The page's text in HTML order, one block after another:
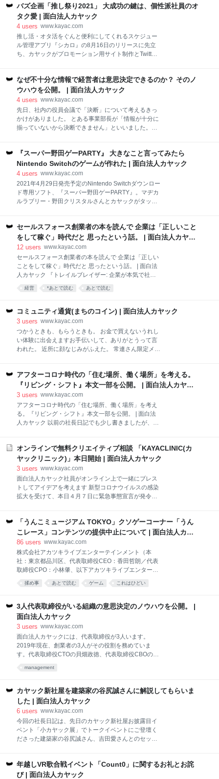
されたりもしました。 ただ、その時期には多くのグル
ープチャットアプリが出始めていましたし、ナカマッ
プが出た直後に LINEが出てきて、一気に
大会でのエピソードをはじめ、高い技術力を生むカヤ
ック特有の組織構造やキャリアパス、活躍の場の広げ
方について語ってもらいました！ 『ISUCON11』優勝
の決め手は、臨機応変に分担を変える連携 ーーまず
は、2021年の『ISUCON11』優勝おめでとうございま
す！ 「Iikanjini Speed Up Contest （いい感じにスピ
ですが.... 藤原 『ISUCON』では、皆さんが普段触って
いるようなWEBのホームページやショッピング
バズ企画「推し祭り2021」 大成功の鍵は、個性派社員のオ
タク愛 | 面白法人カヤック
4 users www.kayac.com
推し活・オタ活をぐんと便利にしてくれるスケジュー
ル管理アプリ『シカロ』の8月16日のリリースに先立
ち、カヤックがプロモーション用サイト制作とTwitter
り、投稿件数が391,530件、Twitterリツイート数が
1,465件、サイトPV数が約657,990件と大好評！ 日
本および世界のTwitterトレンドランキングで第1位を記
録した。オタクの心をがっちり掴み、熱い支持を得た
『推し祭り2021』の快挙を、担当チームとともに紐解
く。 本気のオタク度で勝ち取った案件 ーー『推し祭り
オタクに特化したプランナーがいないか」と、クライ
アント様からお声かけいただいたことが始まりです。
なぜ不十分な情報で経営者は意思決定できるのか？ そのノ
ウハウを公開。 | 面白法人カヤック
4 users www.kayac.com
先日、社内の役員会議で「決断」について考えるきっ
かけがありました。 とある事業部長が「情報が十分に
揃っていないから決断できません」といいました。で
は決断できず、自分は決断できるのだろう？ それを
考えてみました。 そもそも決断する時に100パーセン
トの情報が揃っていることはありません。それでも決
断をしなければならない時がある。 なぜなら、うまく
いくための材料を揃えてから決断するのではなく、不
完全な状況で決断を先にして、その後うまくいくため
ントの情報は揃ってなくても、何らかの情報を手探り
に決断する能力のようなものが重要です。 経営者は
日々、意思決定をしています。不十分な情報の中で、
どのように意思決
『スーパー野田ゲーPARTY』 大きなこと言ってみたら
Nintendo Switchのゲームが作れた | 面白法人カヤック
4 users www.kayac.com
2021年4月29日発売予定のNintendo Switchダウンロー
ド専用ソフト、『スーパー野田ゲーPARTY』。マヂカ
ルラブリー・野田クリスタルさんとカヤックがタッグ
を達成し、約2000人もの出資者を集めた異例の注目ぶ
り、さらには野田さんのM-1グランプリ優勝と、話題
に事欠かない制作の日々を振り返る。 【つり革】のポ
ーズを決める制作チーム、前列左から：後藤裕之（エ
グゼクティブ チーフ ディレクター・カヤック）／野田
クリスタルさん（お笑いコンビマヂカルラブリー 兼 超
カヤック）後列左から：高山雄次郎さん（プロデュー
デューサー・カヤック）／合田ピエール陽太郎（コピ
ーライター・カヤック） ■ダメ
セールスフォース創業者の本を読んで 企業は「正しいこと
をして稼ぐ」時代だと 思ったという話。 | 面白法人カヤッ
ク
12 users www.kayac.com
セールスフォース創業者の本を読んで 企業は「正しい
ことをして稼ぐ」時代だと 思ったという話。 | 面白法
人カヤック 『トレイルブレイザー: 企業が本気で社会
を変える10の思考』 とても面白かったので、編集者に
感想をお送りしたところ、感想をインタビューにした
のインタビュー記事ができました。許諾をいただい
て、この社長日記に転載させていただきます。 これま
で企業は売上や利益という指標を競って追い求めてき
たわけですが、目先のそうした数字だけではなく「正
しいこと」を追求する企業が増えている。しかも、そ
発見でした。 では、どうぞお楽しみください。 現役の
経営者が描く「反省記」 『トレイルブレイザー』のキ
ーワードの1つは、「アクティビストCEO」で
経営 *あとで読む あとで読む
コミュニティ通貨(まちのコイン) | 面白法人カヤック
3 users www.kayac.com
つかうときも、もらうときも。 お金で買えないうれし
い体験に出会えますお手伝いして、ありがとうって言
われた。 近所に顔なじみがふえた。 常連さん限定メニ
も、あげるときも お金で買えないうれしい体験に出会
えます。 自治体もお店もユーザーも、 みんなに嬉しい
まちのコインの5つの特徴1. まちの個性を豊かにしま
すまちのコインを活用してどんなまちにしたいのか
は、まちごとにそれぞれです。まちのコインでは、個
人ユーザーも、お店の人も、導入する地域も、みんな
ナーと1杯飲みながら悩みを相談できる体験」を用意
したり、食で町おこしをしたい地域は「新しいメニュ
ーアイデアを考える体験」など食に関する体験をたく
さん提供する
アフターコロナ時代の「住む場所、働く場所」を考える。
『リビング・シフト』本文一部を公開。 | 面白法人カヤッ
ク
3 users www.kayac.com
アフターコロナ時代の「住む場所、働く場所」を考え
る。『リビング・シフト』本文一部を公開。 | 面白法
人カヤック 以前の社長日記でも少し書きましたが、3
「誰とするか」「何をするか」に加えて、カヤックが
大事にしてきた「どこでするか」。2002年から鎌倉に
本社を置いているのも、「旅する支社」制度をつくっ
たのも、ネット環境があれば、どこでも仕事できると
考えているからです。 新型ウイルス感染症拡大防止の
観点から、すごい勢いでリモートワークが広がってい
い場所や働きたい場所を自分たちで選ぶ動きが加速化
していくのではないかと思います。そして、会社とい
うコミュニティの価値も見直されていくのだろうと思
います。 原稿を書
オンラインで無料クリエイティブ相談 「KAYACLINIC(カ
ヤックリニック)」本日開始 | 面白法人カヤック
3 users www.kayac.com
面白法人カヤック社員がオンライン上で一緒にブレス
トしてアイデアを考えます 新型コロナウイルスの感染
拡大を受けて、本日４月７日に緊急事態宣言が発令さ
くとも約１ヶ月は在宅でのリモートワークが主流にな
ると考えられます。そこで、カヤックはプロモーショ
ンやR&Dなどに関わる企業のマーケターや地方自治体
職員が、クリエイティブに関する悩みを当社クリエイ
ターにオンライン上で無料相談できるサービス
「KAYACLINIC」を本日より開始いたします。 本サー
ークの知見とデジタル施策のナレッジを活かし、経営
体職員の皆様の一助になればと思い企画されました。
専用メールアドレスで予約後、担当者とオンライン上
でブレスト（ブレイン
「うんこミュージアム TOKYO」クソゲーコーナー「うん
こレース」コンテンツの提供中止について | 面白法人カヤ
ック
86 users www.kayac.com
株式会社アカツキライブエンターテインメント（本
社：東京都品川区、代表取締役CEO：香田哲朗／代表
取締役CPO：小林肇、以下アカツキライブエンターテ
インメント）と株式会社カヤック（本社：神奈川県鎌
倉市、代表取締役CEO：柳澤大輔、以下面白法人カヤ
ラザ 2階にオープンした「うんこミュージアム
TOKYO」内でのクソゲーコーナーでのコンテンツのひ
とつである「うんこレース」について、本日夕方に提
規のオリジナルゲームやゲームをオマージュし、うん
こを登場させるコンセプトで運営しておりますが、当
該ゲームについて、個人クリエイター @mt_kuso 様が
開発中のゲームタイトル「寿司が走るやつ」（仮称）
は、オ
揉め事 あとで読む ゲーム これはひどい
3人代表取締役がいる組織の意思決定のノウハウを公開。 |
面白法人カヤック
3 users www.kayac.com
面白法人カヤックには、代表取締役が3人います。
2019年現在、創業者の3人がその役割を務めていま
す。代表取締役CTOの貝畑政徳、代表取締役CBOの久
から20年間、いまのところ、この体制は変わっていま
す。代表取締役会長と代表取締役社長などがいる会社
は複数ありますが、3人の代表取締役が並列で存在
し、ほぼ等分で株式を保有している会社は、金融機関
今回は、なぜカヤックが三代表制を選択しているのか
ということについて書いてみたいと思います。 そもそ
も代表取締役は、組織が大切にしている価値観を最も
ように考えたときに、3人が代表であるということそ
のものにある価値観が込められています。 まず第一
management
カヤック新社屋を建築家の谷尻誠さんに解説してもらいま
した | 面白法人カヤック
6 users www.kayac.com
今回の社長日記は、先日のカヤック新社屋お披露目イ
ベント「小カヤック展」でトークイベントにご登壇く
ださった建築家の谷尻誠さん、吉田愛さんとのセッシ
たします。では、お楽しみください。 一泊25万円のホ
テルが高稼働率の理由 柳澤 ：まずは自己紹介がてら最
年越しVR歌合戦イベント「Count0」に関するお礼とお詫
び | 面白法人カヤック